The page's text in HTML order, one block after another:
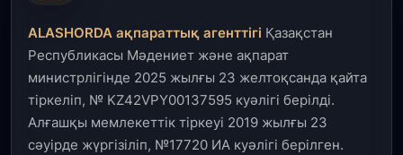
салынып жатыр
1 тамыз, 2026
Кинопоиск Қазақстан азаматтарының ең
танымал онлайн-кинотеатрына айналды
ALASHORDA ақпараттық агенттігі Қазақстан
Республикасы Мәдениет және ақпарат
министрлігінде 2025 жылғы 23 желтоқсанда қайта
тіркеліп, № KZ42VPY00137595 куәлігі берілді.
Алғашқы мемлекеттік тіркеуі 2019 жылғы 23
сәуірде жүргізіліп, №17720 ИА куәлігі берілген.